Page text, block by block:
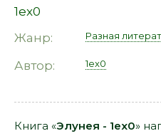
1ex0
Жанр:
Разная
Автор: 1ex0
Книга «Элунея - 1ex0»